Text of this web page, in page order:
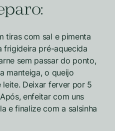
tiras com sal e pimenta
frigideira pré-aquecida
sem passar do ponto,
manteiga, o queijo
Deixar ferver por 5
enfeitar com uns
e finalize com a salsinha